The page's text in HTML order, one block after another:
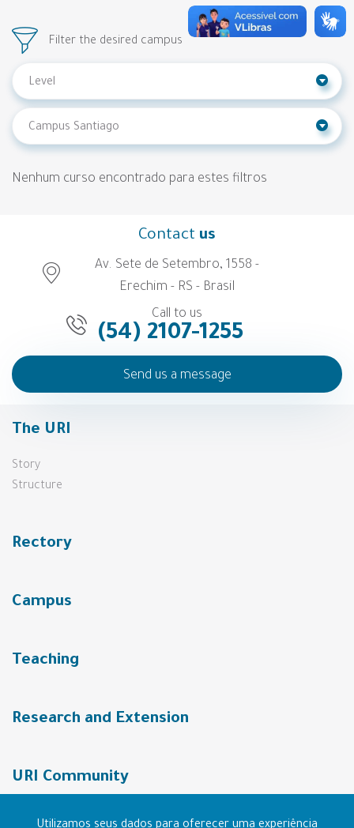
Filter the desired campus
Nenhum curso encontrado para estes filtros
Contact us
Av. Sete de Setembro, 1558 -
Erechim - RS - Brasil
Call to us
(54) 2107-1255
Send us a message
The URI
Story
Structure
Rectory
Campus
Teaching
Research and Extension
URI Community